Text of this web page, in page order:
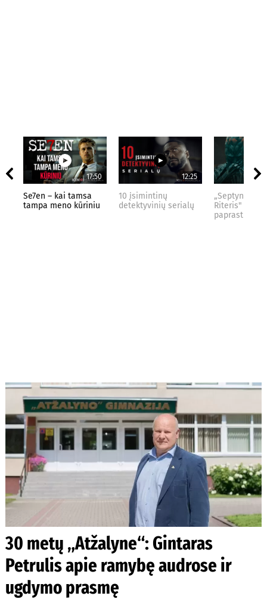
17:50
Se7en – kai tamsa
tampa meno kūriniu
12:25
10 įsimintinų
detektyvinių serialų
„Septynių
Riteris" – kai
paprastumas
30 metų „Atžalyne“: Gintaras
Petrulis apie ramybę audrose ir
ugdymo prasmę